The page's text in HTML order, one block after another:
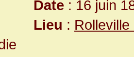
Date : 16 juin
Lieu :